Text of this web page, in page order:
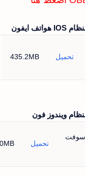
تحميل 435.2MB
تحميل